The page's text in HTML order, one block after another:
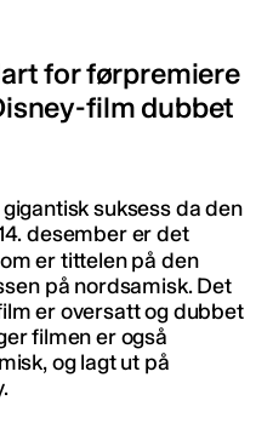
for førpremiere
film dubbet
suksess da den
desember er det
er tittelen på den
på nordsamisk. Det
er oversatt og dubbet
filmen er også
og lagt ut på